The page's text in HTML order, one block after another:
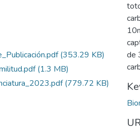
(353.29 KB)
(1.3 MB)
(779.72 KB)
de